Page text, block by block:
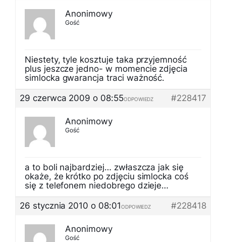
Anonimowy
Gość
Niestety, tyle kosztuje taka przyjemność
plus jeszcze jedno- w momencie zdjęcia
simlocka gwarancja traci ważność.
29 czerwca 2009 o 08:55
#228417
ODPOWIEDZ
Anonimowy
Gość
a to boli najbardziej… zwłaszcza jak się
okaże, że krótko po zdjęciu simlocka coś
się z telefonem niedobrego dzieje…
26 stycznia 2010 o 08:01
#228418
ODPOWIEDZ
Anonimowy
Gość